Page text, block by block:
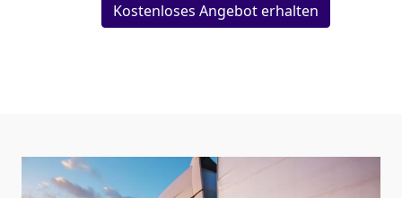
Kostenloses Angebot erhalten